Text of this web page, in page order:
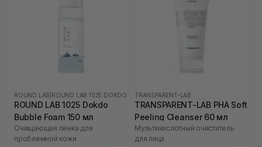
ROUND LAB ROUND LAB 1025 DOKDO
ROUND LAB 1025 Dokdo
Bubble Foam 150 мл
Очищающая пенка для
проблемной кожи
TRANSPARENT-LAB
TRANSPARENT-LAB PHA Soft
Peeling Cleanser 60 мл
Мультикислотный очиститель
для лица